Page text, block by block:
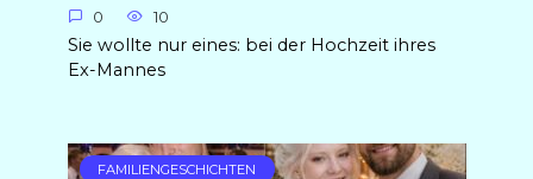
0 10
Sie wollte nur eines: bei der Hochzeit ihres
Ex-Mannes
FAMILIENGESCHICHTEN